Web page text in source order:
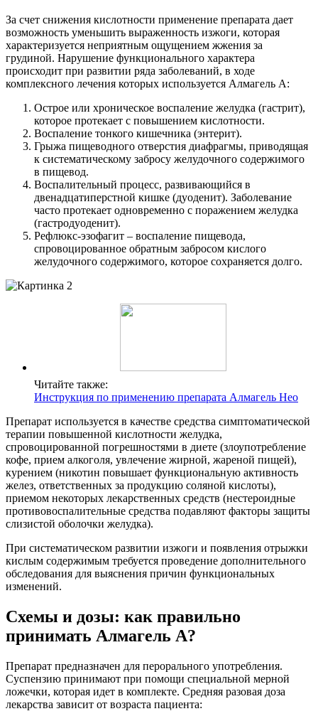
За счет снижения кислотности применение препарата дает
возможность уменьшить выраженность изжоги, которая
характеризуется неприятным ощущением жжения за
грудиной. Нарушение функционального характера
происходит при развитии ряда заболеваний, в ходе
комплексного лечения которых используется Алмагель А:
Острое или хроническое воспаление желудка (гастрит),
которое протекает с повышением кислотности.
Воспаление тонкого кишечника (энтерит).
Грыжа пищеводного отверстия диафрагмы, приводящая
к систематическому забросу желудочного содержимого
в пищевод.
Воспалительный процесс, развивающийся в
двенадцатиперстной кишке (дуоденит). Заболевание
часто протекает одновременно с поражением желудка
(гастродуоденит).
Рефлюкс-эзофагит – воспаление пищевода,
спровоцированное обратным забросом кислого
желудочного содержимого, которое сохраняется долго.
Читайте также:
Инструкция по применению препарата Алмагель Нео
Препарат используется в качестве средства симптоматической
терапии повышенной кислотности желудка,
спровоцированной погрешностями в диете (злоупотребление
кофе, прием алкоголя, увлечение жирной, жареной пищей),
курением (никотин повышает функциональную активность
желез, ответственных за продукцию соляной кислоты),
приемом некоторых лекарственных средств (нестероидные
противовоспалительные средства подавляют факторы защиты
слизистой оболочки желудка).
При систематическом развитии изжоги и появления отрыжки
кислым содержимым требуется проведение дополнительного
обследования для выяснения причин функциональных
изменений.
Схемы и дозы: как правильно
принимать Алмагель А?
Препарат предназначен для перорального употребления.
Суспензию принимают при помощи специальной мерной
ложечки, которая идет в комплекте. Средняя разовая доза
лекарства зависит от возраста пациента: